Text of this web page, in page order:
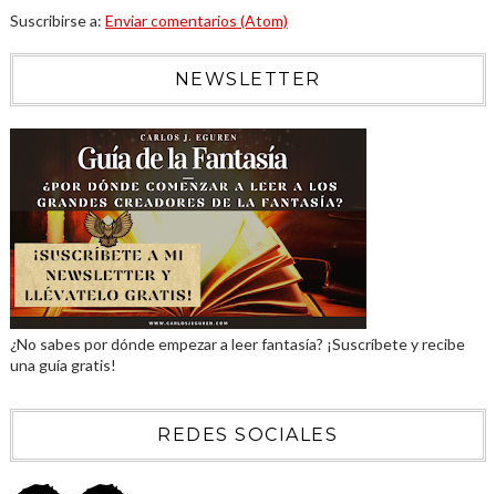
Suscribirse a: Enviar comentarios (Atom)
NEWSLETTER
¿No sabes por dónde empezar a leer fantasía? ¡Suscríbete y recibe
una guía gratis!
REDES SOCIALES